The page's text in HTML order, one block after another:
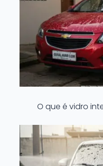
O que é vidro